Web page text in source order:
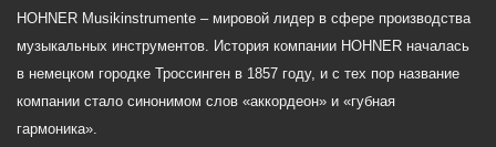
HOHNER Musikinstrumente – мировой лидер в сфере производства
музыкальных инструментов. История компании HOHNER началась
в немецком городке Троссинген в 1857 году, и с тех пор название
компании стало синонимом слов «аккордеон» и «губная
гармоника».